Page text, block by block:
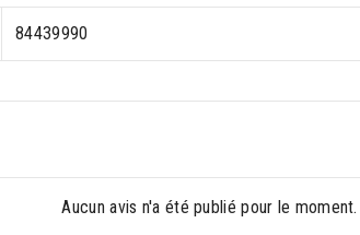
84439990
Aucun avis n'a été publié pour le moment.